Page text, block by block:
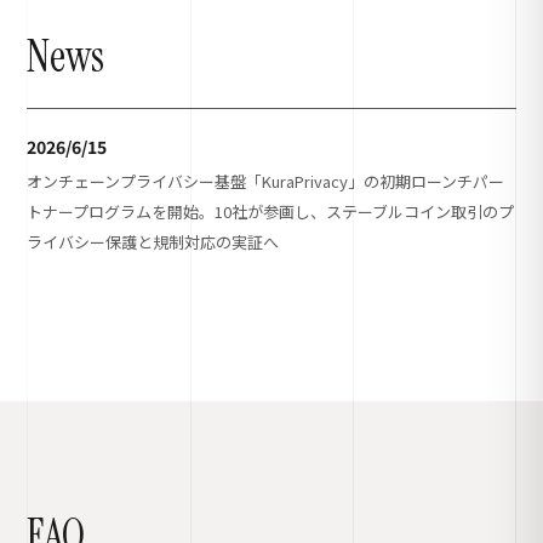
News
2026/6/15
オンチェーンプライバシー基盤「KuraPrivacy」の初期ローンチパー
トナープログラムを開始。10社が参画し、ステーブルコイン取引のプ
ライバシー保護と規制対応の実証へ